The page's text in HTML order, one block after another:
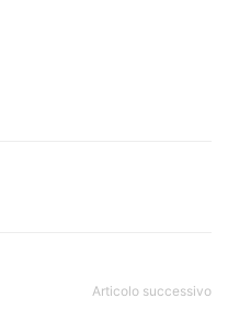
Articolo successivo